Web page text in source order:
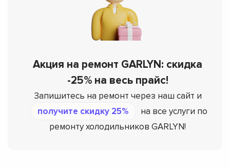
Акция на ремонт GARLYN: скидка
-25% на весь прайс!
Запишитесь на ремонт через наш сайт и
получите скидку 25%
на все услуги по
ремонту холодильников GARLYN!